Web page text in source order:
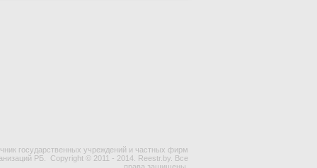
государственных учреждений и частных фирм
РБ.
Copyright © 2011 - 2014. Reestr.by. Все